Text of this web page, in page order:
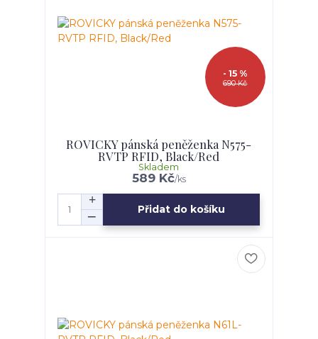
690 Kč
- 15 %
ROVICKY pánská peněženka N575-
RVTP RFID, Black/Red
589 Kč/ks
Skladem
Přidat do košíku